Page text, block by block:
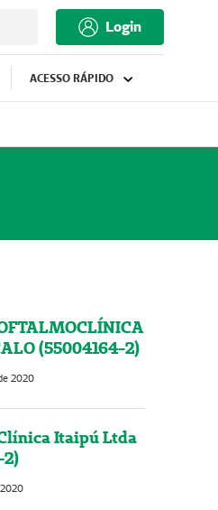
Login
ACESSO RÁPIDO
(55004164-2)
2020
Itaipú Ltda
2)